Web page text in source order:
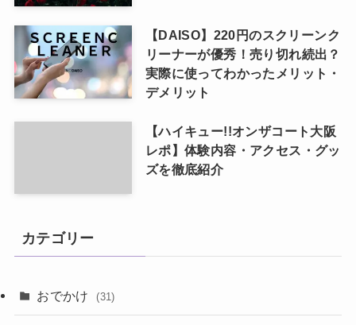
【DAISO】220円のスクリーンク
リーナーが優秀！売り切れ続出？
実際に使ってわかったメリット・
デメリット
【ハイキュー!!オンザコート大阪
レポ】体験内容・アクセス・グッ
ズを徹底紹介
カテゴリー
おでかけ (31)